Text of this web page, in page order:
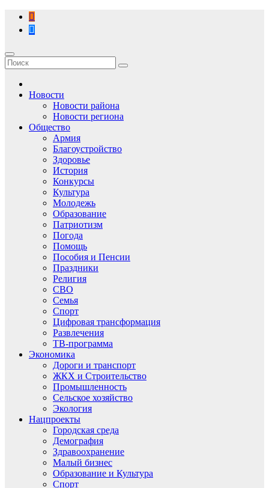
Перейти
содержимому
Новости
Новости района
Новости региона
Общество
Армия
Благоустройство
Здоровье
История
Конкурсы
Культура
Молодежь
Образование
Патриотизм
Погода
Помощь
Пособия и Пенсии
Праздники
Религия
СВО
Семья
Спорт
Цифровая трансформация
Развлечения
ТВ-программа
Экономика
Дороги и транспорт
ЖКХ и Строительство
Промышленность
Сельское хозяйство
Экология
Нацпроекты
Городская среда
Демография
Здравоохранение
Малый бизнес
Образование и Культура
Спорт